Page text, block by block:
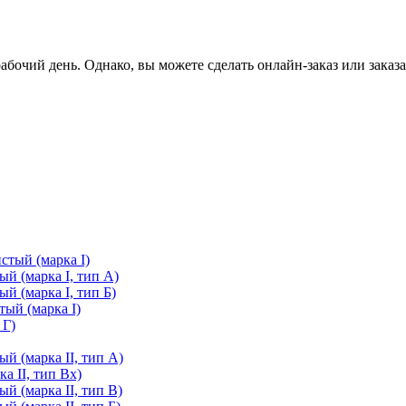
день. Однако, вы можете сделать онлайн-заказ или
(марка I)
(марка I, тип А)
(марка I, тип Б)
(марка I)
Г)
(марка II, тип А)
II, тип Вх)
(марка II, тип В)